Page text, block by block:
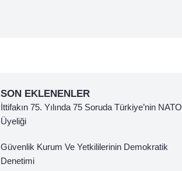
SON EKLENENLER
İttifakın 75. Yılında 75 Soruda Türkiye’nin NATO
Üyeliği
Güvenlik Kurum Ve Yetkililerinin Demokratik
Denetimi